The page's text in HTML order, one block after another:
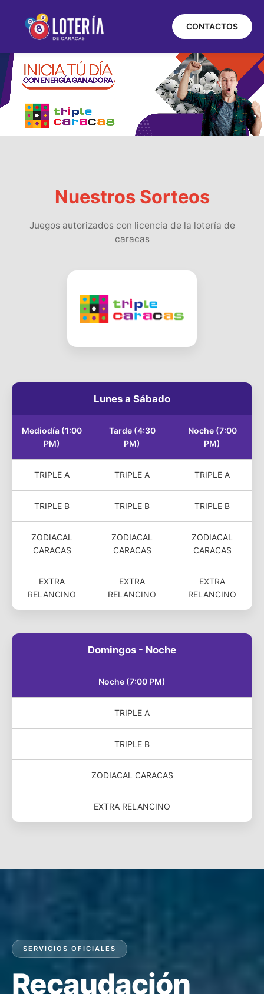
CONTACTOS
Nuestros Sorteos
Juegos autorizados con licencia de la lotería de
caracas
Lunes a Sábado
Mediodía (1:00
PM)
Tarde (4:30
PM)
Noche (7:00
PM)
TRIPLE A TRIPLE A TRIPLE A
TRIPLE B TRIPLE B TRIPLE B
ZODIACAL
CARACAS
ZODIACAL
CARACAS
ZODIACAL
CARACAS
EXTRA
RELANCINO
EXTRA
RELANCINO
EXTRA
RELANCINO
Domingos - Noche
Noche (7:00 PM)
TRIPLE A
TRIPLE B
ZODIACAL CARACAS
EXTRA RELANCINO
SERVICIOS OFICIALES
Recaudación